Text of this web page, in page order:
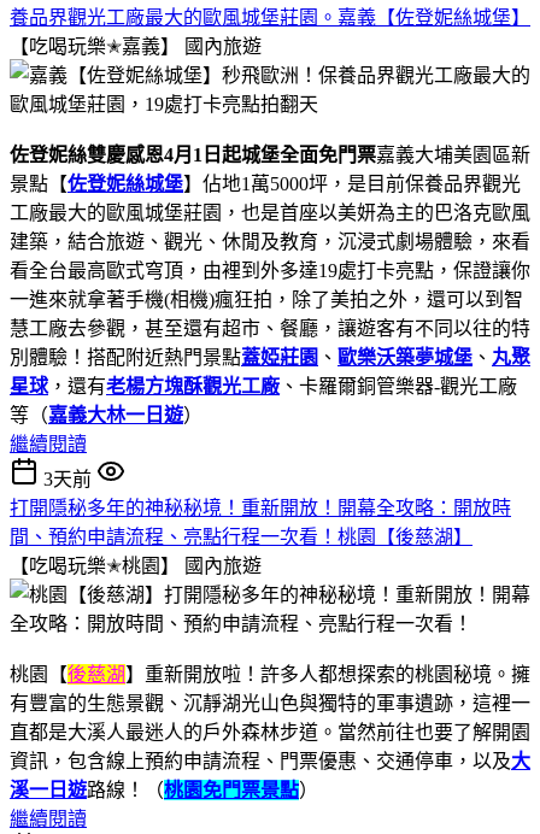
養品界觀光工廠最大的歐風城堡莊園。嘉義【佐登妮絲城堡】
【吃喝玩樂✭嘉義】
國內旅遊
佐登妮絲雙慶感恩4月1日起城堡全面免門票嘉義大埔美園區新
景點【佐登妮絲城堡】佔地1萬5000坪，是目前保養品界觀光
工廠最大的歐風城堡莊園，也是首座以美妍為主的巴洛克歐風
建築，結合旅遊、觀光、休閒及教育，沉浸式劇場體驗，來看
看全台最高歐式穹頂，由裡到外多達19處打卡亮點，保證讓你
一進來就拿著手機(相機)瘋狂拍，除了美拍之外，還可以到智
慧工廠去參觀，甚至還有超市、餐廳，讓遊客有不同以往的特
別體驗！搭配附近熱門景點蓋婭莊園 、 歐樂沃築夢城堡 、 丸聚
星球 ，還有老楊方塊酥觀光工廠 、卡羅爾銅管樂器-觀光工廠
等（嘉義大林一日遊）
繼續閱讀
3天前
打開隱秘多年的神秘秘境！重新開放！開幕全攻略：開放時
間、預約申請流程、亮點行程一次看！桃園【後慈湖】
【吃喝玩樂✭桃園】
國內旅遊
桃園【後慈湖】重新開放啦！許多人都想探索的桃園秘境。擁
有豐富的生態景觀、沉靜湖光山色與獨特的軍事遺跡，這裡一
直都是大溪人最迷人的戶外森林步道。當然前往也要了解開園
資訊，包含線上預約申請流程、門票優惠、交通停車，以及大
溪一日遊路線！（桃園免門票景點）
繼續閱讀